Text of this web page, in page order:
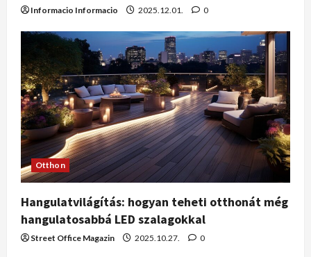
Informacio Informacio 2025.12.01. 0
Otthon
Hangulatvilágítás: hogyan teheti otthonát még
hangulatosabbá LED szalagokkal
Street Office Magazin 2025.10.27. 0